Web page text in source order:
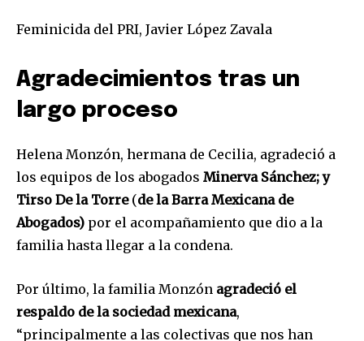
Feminicida del PRI, Javier López Zavala
Agradecimientos tras un
largo proceso
Helena Monzón, hermana de Cecilia, agradeció a
los equipos de los abogados Minerva Sánchez; y
Tirso De la Torre(de la Barra Mexicana de
Abogados) por el acompañamiento que dio a la
familia hasta llegar a la condena.
Por último, la familia Monzón agradeció el
respaldo de la sociedad mexicana,
“principalmente a las colectivas que nos han